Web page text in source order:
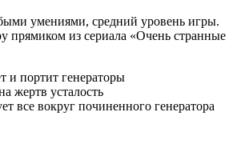
умениями, средний уровень игры.
прямиком из сериала «Очень странные
и портит генераторы
жертв усталость
все вокруг починенного генератора